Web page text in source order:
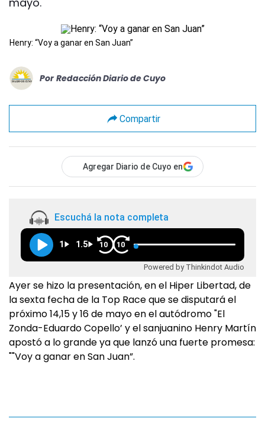
Henry: “Voy a ganar en San Juan”
Por Redacción Diario de Cuyo
Compartir
Agregar Diario de Cuyo en
Escuchá la nota completa
1 1.5 10 10
Powered by Thinkindot Audio
Ayer se hizo la presentación, en el Hiper Libertad, de
la sexta fecha de la Top Race que se disputará el
próximo 14,15 y 16 de mayo en el autódromo "El
Zonda-Eduardo Copello’ y el sanjuanino Henry Martín
apostó a lo grande ya que lanzó una fuerte promesa:
""Voy a ganar en San Juan”.